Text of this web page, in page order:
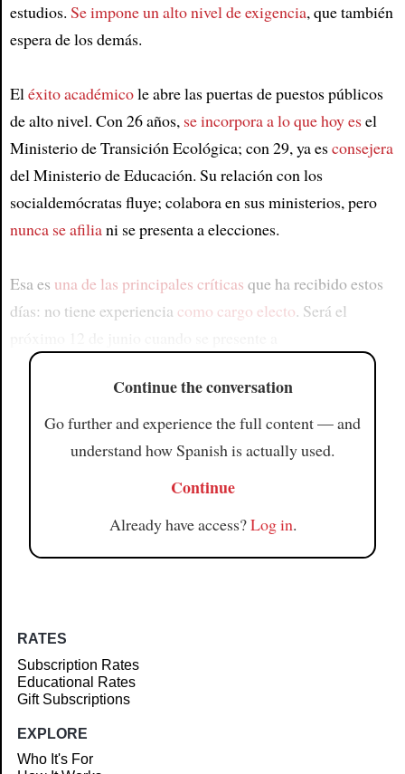
estudios. Se impone un alto nivel de exigencia, que también
espera de los demás.
Eléxito académicole abre las puertas de puestos públicos
de alto nivel. Con 26 años, se incorpora a lo que hoy esel
Ministerio de Transición Ecológica; con 29, ya esconsejera
del Ministerio de Educación. Su relación con los
socialdemócratas fluye; colabora en sus ministerios, pero
nunca se afiliani se presenta a elecciones.
Esa es una de las principales críticas que ha recibido estos
días: no tiene experiencia como cargo electo. Será el
Continue the conversation
Go further and experience the full content — and
understand how Spanish is actually used.
Continue
Already have access?Log in.
RATES
Subscription Rates
Educational Rates
Gift Subscriptions
EXPLORE
Who It's For